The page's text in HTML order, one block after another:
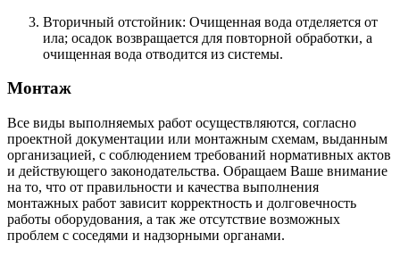
Вторичный отстойник: Очищенная вода отделяется от
ила; осадок возвращается для повторной обработки, а
очищенная вода отводится из системы.​
Монтаж
Все виды выполняемых работ осуществляются, согласно
проектной документации или монтажным схемам, выданным
организацией, с соблюдением требований нормативных актов
и действующего законодательства. Обращаем Ваше внимание
на то, что от правильности и качества выполнения
монтажных работ зависит корректность и долговечность
работы оборудования, а так же отсутствие возможных
проблем с соседями и надзорными органами.